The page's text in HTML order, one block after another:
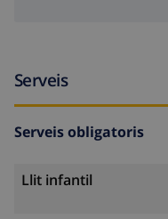
Serveis
Serveis obligatoris
Llit infantil